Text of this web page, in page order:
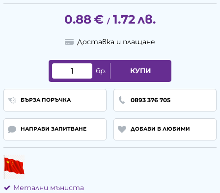
0.88€ / 1.72лв.
Доставка и плащане
бр. КУПИ
БЪРЗА ПОРЪЧКА 0893 376 705
НАПРАВИ ЗАПИТВАНЕ ДОБАВИ В ЛЮБИМИ
Метални мъниста